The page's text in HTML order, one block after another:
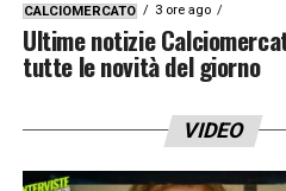
CALCIOMERCATO 3 ore ago
Ultime notizie
tutte le novità del giorno
VIDEO